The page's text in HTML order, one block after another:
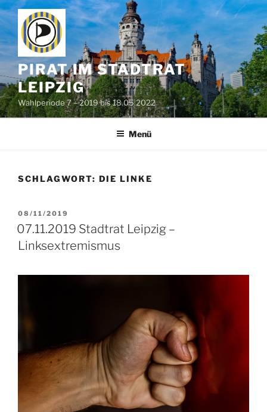
Zum
Inhalt
springen
PIRAT IM STADTRAT
LEIPZIG
Wahlperiode 7 – 2019 bis 18.05.2022
Menü
SCHLAGWORT: DIE LINKE
VERÖFFENTLICHT
AM
08/11/2019
07.11.2019 Stadtrat Leipzig –
Linksextremismus